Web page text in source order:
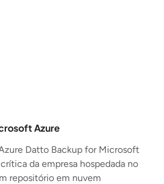
Azure
Datto Backup for Microsoft
da empresa hospedada no
repositório em nuvem